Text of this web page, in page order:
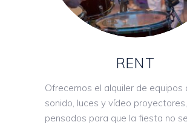
RENT
Ofrecemos el alquiler de equipos
sonido, luces y vídeo proyectores,
pensados para que la fiesta no